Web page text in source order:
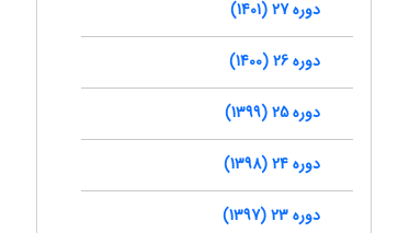
دوره 27 (1401)
دوره 26 (1400)
دوره 25 (1399)
دوره 24 (1398)
دوره 23 (1397)